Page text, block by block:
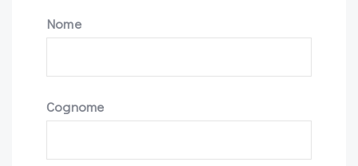
Nome
Cognome